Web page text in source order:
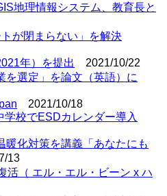
地理情報システム、教育長と
が閉まらない」を解決
年）を提出
2021/10/22
を選定」を論文（英語）に
2021/10/18
学校でESDカレンダー導入
暖化対策を講義「あなたにも
13
活（ エル・エル・ビーン x ハ